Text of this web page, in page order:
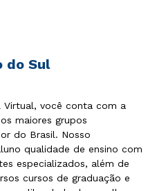
do Sul
Virtual, você conta com a
maiores grupos
do Brasil. Nosso
qualidade de ensino com
especializados, além de
cursos de graduação e